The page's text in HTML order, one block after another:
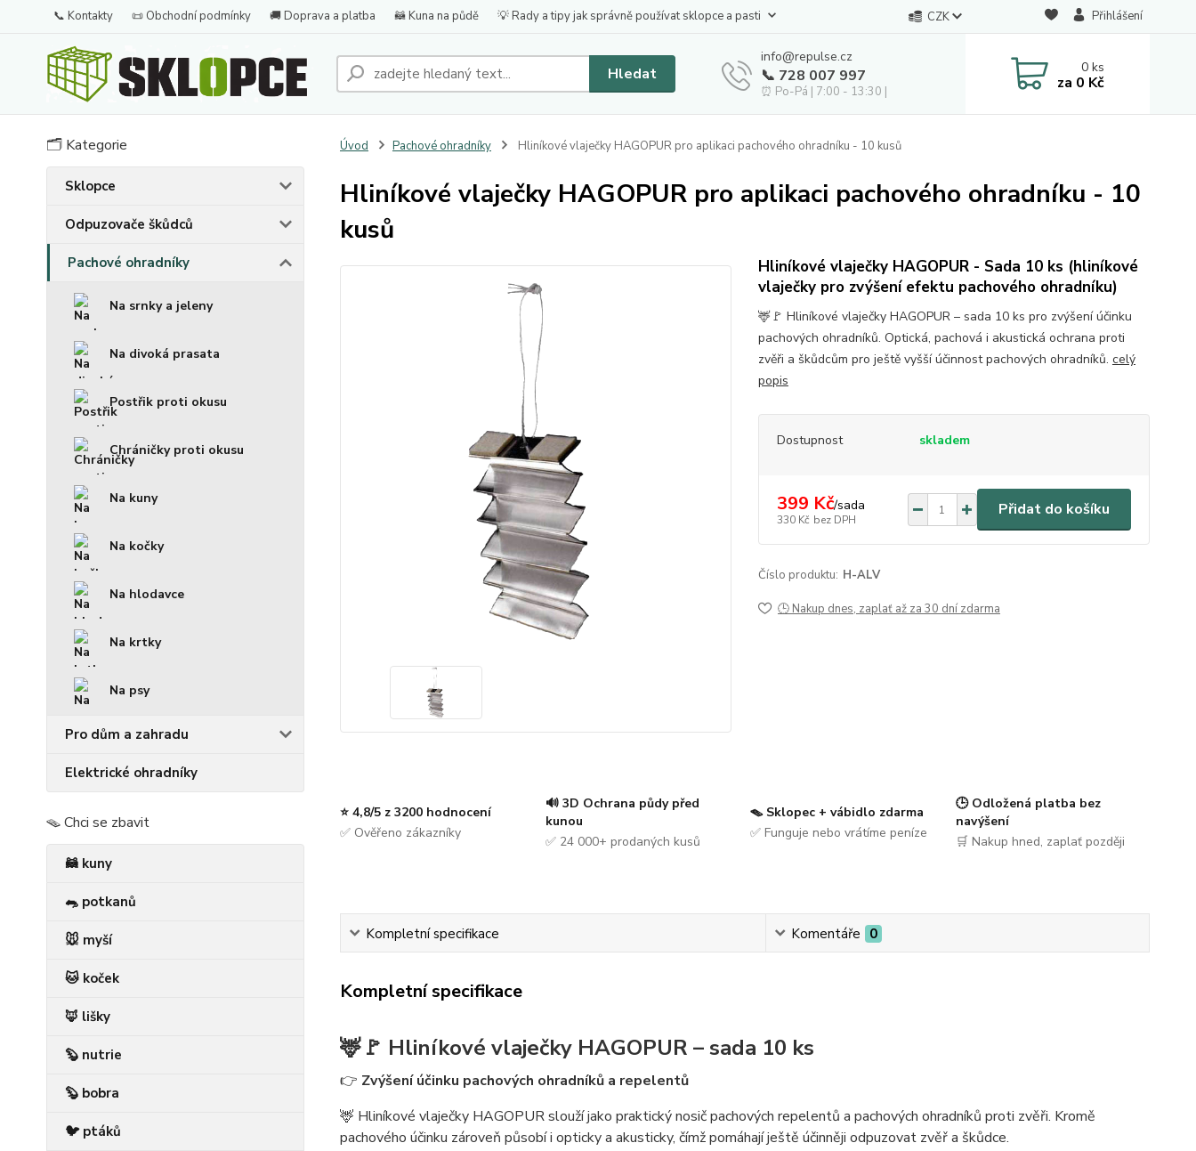
📞 Kontakty 📜 Obchodní podmínky 🚚 Doprava a platba 🦝 Kuna na půdě 💡 Rady a tipy jak správně používat sklopce a pasti CZK Přihlášení
Hledat
info@repulse.cz
📞 728 007 997
⏰ Po-Pá | 7:00 - 13:30 |
0ks
za 0 Kč
🗂️ Kategorie
Sklopce
Odpuzovače škůdců
Pachové ohradníky
Na srnky a jeleny
Na divoká prasata
Postřik proti okusu
Chráničky proti okusu
Na kuny
Na kočky
Na hlodavce
Na krtky
Na psy
Pro dům a zahradu
Elektrické ohradníky
🪤 Chci se zbavit
🦝 kuny
🐀 potkanů
🐭 myší
🐱 koček
🦊 lišky
🦫 nutrie
🦫 bobra
🐦 ptáků
Úvod Pachové ohradníky Hliníkové vlaječky HAGOPUR pro aplikaci pachového ohradníku - 10 kusů
Hliníkové vlaječky HAGOPUR pro aplikaci pachového ohradníku - 10
kusů
Hliníkové vlaječky HAGOPUR - Sada 10 ks (hliníkové
vlaječky pro zvýšení efektu pachového ohradníku)
🦌🚩 Hliníkové vlaječky HAGOPUR – sada 10 ks pro zvýšení účinku
pachových ohradníků. Optická, pachová i akustická ochrana proti
zvěři a škůdcům pro ještě vyšší účinnost pachových ohradníků. celý
popis
Dostupnost skladem
399 Kč/sada
330 Kč bez DPH
Přidat do košíku
Číslo produktu: H-ALV
🕒 Nakup dnes, zaplať až za 30 dní zdarma
⭐ 4,8/5 z 3200 hodnocení
✅ Ověřeno zákazníky
🔊 3D Ochrana půdy před
kunou
✅ 24 000+ prodaných kusů
🪤 Sklopec + vábidlo zdarma
✅ Funguje nebo vrátíme peníze
🕒 Odložená platba bez
navýšení
🛒 Nakup hned, zaplať později
Kompletní specifikace Komentáře 0
Kompletní specifikace
🦌🚩 Hliníkové vlaječky HAGOPUR – sada 10 ks
👉 Zvýšení účinku pachových ohradníků a repelentů
🦌 Hliníkové vlaječky HAGOPUR slouží jako praktický nosič pachových repelentů a pachových ohradníků proti zvěři. Kromě
pachového účinku zároveň působí i opticky a akusticky, čímž pomáhají ještě účinněji odpuzovat zvěř a škůdce.